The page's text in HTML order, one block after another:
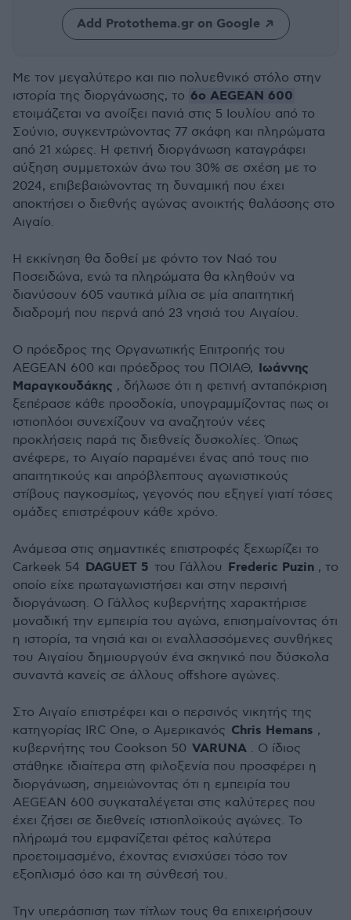
Add Protothema.gr on Google
Με τον μεγαλύτερο και πιο πολυεθνικό στόλο στην
ιστορία της διοργάνωσης, το 6ο AEGEAN 600
ετοιμάζεται να ανοίξει πανιά στις 5 Ιουλίου από το
Σούνιο, συγκεντρώνοντας 77 σκάφη και πληρώματα
από 21 χώρες. Η φετινή διοργάνωση καταγράφει
αύξηση συμμετοχών άνω του 30% σε σχέση με το
2024, επιβεβαιώνοντας τη δυναμική που έχει
αποκτήσει ο διεθνής αγώνας ανοικτής θαλάσσης στο
Αιγαίο.
Η εκκίνηση θα δοθεί με φόντο τον Ναό του
Ποσειδώνα, ενώ τα πληρώματα θα κληθούν να
διανύσουν 605 ναυτικά μίλια σε μία απαιτητική
διαδρομή που περνά από 23 νησιά του Αιγαίου.
Ο πρόεδρος της Οργανωτικής Επιτροπής του
AEGEAN 600 και πρόεδρος του ΠΟΙΑΘ, Ιωάννης
Μαραγκουδάκης , δήλωσε ότι η φετινή ανταπόκριση
ξεπέρασε κάθε προσδοκία, υπογραμμίζοντας πως οι
ιστιοπλόοι συνεχίζουν να αναζητούν νέες
προκλήσεις παρά τις διεθνείς δυσκολίες. Όπως
ανέφερε, το Αιγαίο παραμένει ένας από τους πιο
απαιτητικούς και απρόβλεπτους αγωνιστικούς
στίβους παγκοσμίως, γεγονός που εξηγεί γιατί τόσες
ομάδες επιστρέφουν κάθε χρόνο.
Ανάμεσα στις σημαντικές επιστροφές ξεχωρίζει το
Carkeek 54 DAGUET 5 του Γάλλου Frederic Puzin , το
οποίο είχε πρωταγωνιστήσει και στην περσινή
διοργάνωση. Ο Γάλλος κυβερνήτης χαρακτήρισε
μοναδική την εμπειρία του αγώνα, επισημαίνοντας ότι
η ιστορία, τα νησιά και οι εναλλασσόμενες συνθήκες
του Αιγαίου δημιουργούν ένα σκηνικό που δύσκολα
συναντά κανείς σε άλλους offshore αγώνες.
Στο Αιγαίο επιστρέφει και ο περσινός νικητής της
κατηγορίας IRC One, ο Αμερικανός Chris Hemans ,
κυβερνήτης του Cookson 50 VARUNA . Ο ίδιος
στάθηκε ιδιαίτερα στη φιλοξενία που προσφέρει η
διοργάνωση, σημειώνοντας ότι η εμπειρία του
AEGEAN 600 συγκαταλέγεται στις καλύτερες που
έχει ζήσει σε διεθνείς ιστιοπλοϊκούς αγώνες. Το
πλήρωμά του εμφανίζεται φέτος καλύτερα
προετοιμασμένο, έχοντας ενισχύσει τόσο τον
εξοπλισμό όσο και τη σύνθεσή του.
Την υπεράσπιση των τίτλων τους θα επιχειρήσουν